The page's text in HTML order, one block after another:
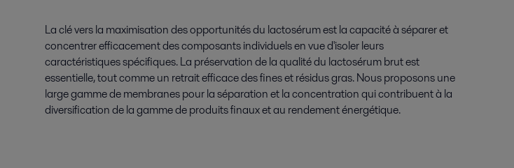
La clé vers la maximisation des opportunités du lactosérum est la capacité à séparer et
concentrer efficacement des composants individuels en vue d'isoler leurs
caractéristiques spécifiques. La préservation de la qualité du lactosérum brut est
essentielle, tout comme un retrait efficace des fines et résidus gras. Nous proposons une
large gamme de membranes pour la séparation et la concentration qui contribuent à la
diversification de la gamme de produits finaux et au rendement énergétique.